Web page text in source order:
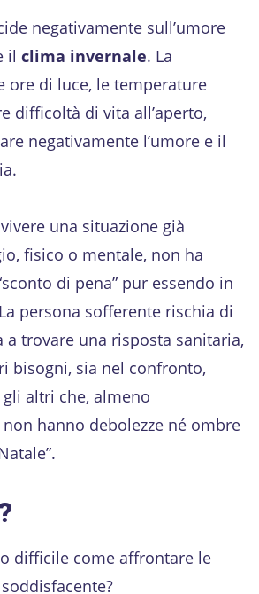
negativamente sull’umore
il clima invernale. La
ore di luce, le temperature
difficoltà di vita all’aperto,
negativamente l’umore e il
una situazione già
fisico o mentale, non ha
di pena” pur essendo in
persona sofferente rischia di
a trovare una risposta sanitaria,
bisogni, sia nel confronto,
altri che, almeno
hanno debolezze né ombre
difficile come affrontare le